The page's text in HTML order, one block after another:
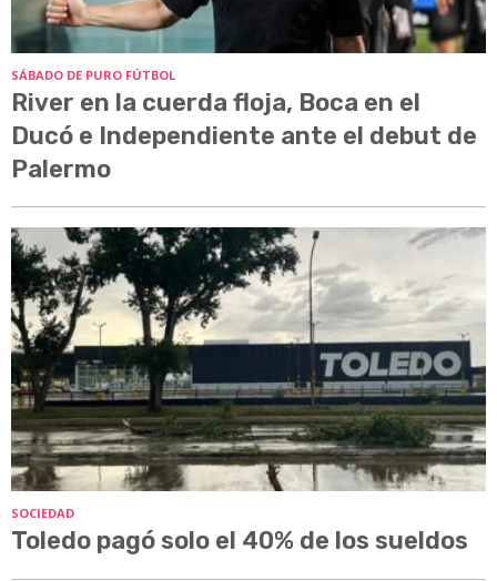
SÁBADO DE PURO FÚTBOL
River en la cuerda floja, Boca en el
Ducó e Independiente ante el debut de
Palermo
SOCIEDAD
Toledo pagó solo el 40% de los sueldos